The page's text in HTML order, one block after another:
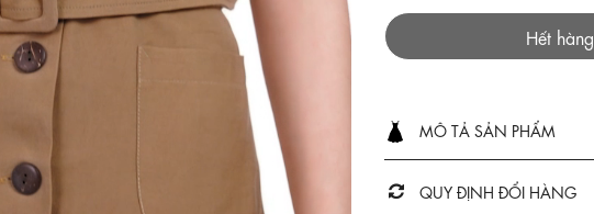
Hết hàng
MÔ TẢ SẢN PHẨM
QUY ĐỊNH ĐỔI HÀNG